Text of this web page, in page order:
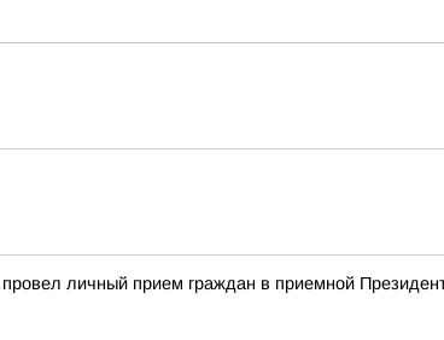
личный прием граждан в приемной